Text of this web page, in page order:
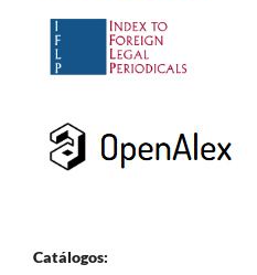
Catálogos: